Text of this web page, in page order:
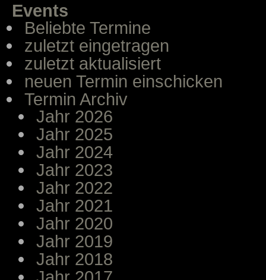
Events
Beliebte Termine
zuletzt eingetragen
zuletzt aktualisiert
neuen Termin einschicken
Termin Archiv
Jahr 2026
Jahr 2025
Jahr 2024
Jahr 2023
Jahr 2022
Jahr 2021
Jahr 2020
Jahr 2019
Jahr 2018